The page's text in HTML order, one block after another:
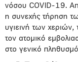
νόσου COVID-19.
η συνεχής τήρηση
υγιεινή των
τον ατομικό
στο γενικό